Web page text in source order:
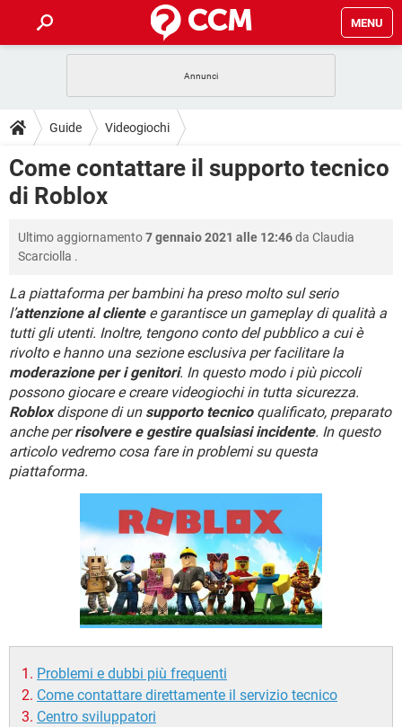
MENU
INTRATTENIMENTO
iOS WINDOWS 10
INSTAGRAM
HARDWARE
GUIDE
COVID-19
INTRATTENIMENTO ANDROID
INSTAGRAM WHATSAPP
HARDWARE
DOWNLOAD
COVID-19
iOS
INSTAGRAM WHATSAPP
TIKTOK FACEBOOK
HARDWARE
FORUM
COVID-19 GAMING
iOS WINDOWS 10
INSTAGRAM WHATSAPP
TIKTOK FACEBOOK
HARDWARE
GLOSSARIO
COVID-19
INTRATTENIMENTO ANDROID
iOS WINDOWS 10
INSTAGRAM WHATSAPP
TIKTOK FACEBOOK
HARDWARE
Guide Videogiochi
Come contattare il supporto tecnico
di Roblox
Ultimo aggiornamento7 gennaio 2021 alle 12:46da Claudia
Scarciolla .
La piattaforma per bambini ha preso molto sul serio
l’attenzione al clientee garantisce un gameplay di qualità a
tutti gli utenti. Inoltre, tengono conto del pubblico a cui è
rivolto e hanno una sezione esclusiva per facilitare la
moderazione per i genitori. In questo modo i più piccoli
possono giocare e creare videogiochi in tutta sicurezza.
Robloxdispone di un supporto tecnicoqualificato, preparato
anche perrisolvere e gestire qualsiasi incidente. In questo
articolo vedremo cosa fare in problemi su questa
piattaforma.
Problemi e dubbi più frequenti
Come contattare direttamente il servizio tecnico
Centro sviluppatori